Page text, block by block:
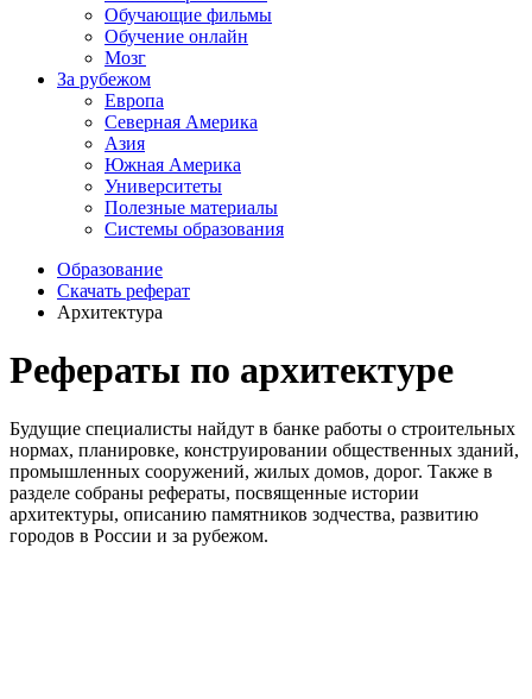
Обучающие фильмы
Обучение онлайн
Мозг
За рубежом
Европа
Северная Америка
Азия
Южная Америка
Университеты
Полезные материалы
Системы образования
Образование
Скачать реферат
Архитектура
Рефераты по архитектуре
Будущие специалисты найдут в банке работы о строительных
нормах, планировке, конструировании общественных зданий,
промышленных сооружений, жилых домов, дорог. Также в
разделе собраны рефераты, посвященные истории
архитектуры, описанию памятников зодчества, развитию
городов в России и за рубежом.